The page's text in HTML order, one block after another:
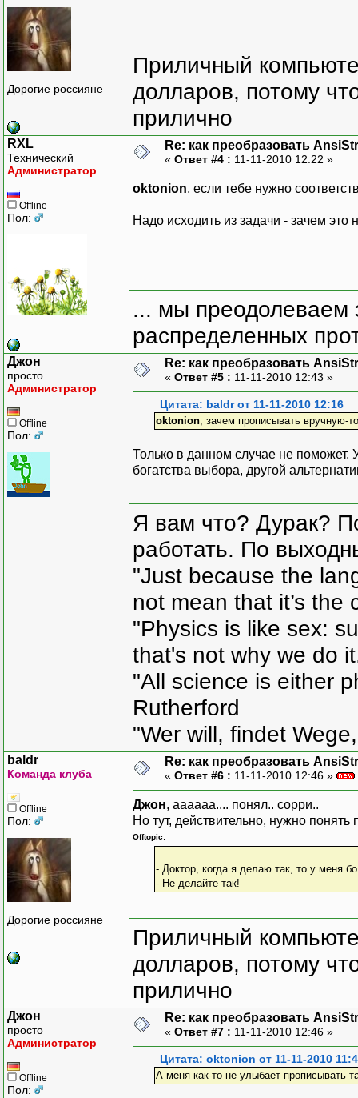
Дорогие россияне
Приличный
долларов, потому
прилично
RXL
Технический
Администратор
Offline
Пол:
Re: как преобразовать
« Ответ #4 : 11-11-2010 12:22 »
oktonion, если тебе нужно
Надо исходить из задачи - зачем это
... мы преодолеваем
распределенных
Джон
просто
Администратор
Offline
Пол:
Re: как преобразовать
« Ответ #5 : 11-11-2010 12:43 »
Цитата: baldr от 11-11-2010 12:16
oktonion, зачем прописывать вручную-
Только в данном случае не поможет.
богатства выбора, другой
Я вам что? Дурак?
работать. По
"Just because the
not mean that it’s the
"Physics is like sex:
that's not why we do
"All science is either
Rutherford
"Wer will, findet
baldr
Команда клуба
Offline
Пол:
Дорогие россияне
Re: как преобразовать
« Ответ #6 : 11-11-2010 12:46 »
Джон, аааааа.... понял.. сорри..
Но тут, действительно, нужно
Offtopic:
- Доктор, когда я делаю так, то у меня
- Не делайте так!
Приличный
долларов, потому
прилично
Джон
просто
Администратор
Offline
Пол:
Re: как преобразовать
« Ответ #7 : 11-11-2010 12:46 »
Цитата: oktonion от 11-11-2010
А меня как-то не улыбает прописывать